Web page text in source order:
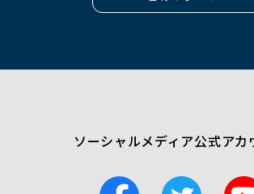
ウ
ウ
ソーシャルメディア公式アカ
F
T
Y